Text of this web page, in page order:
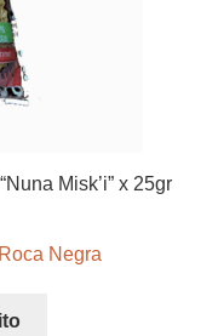
Misk’i” x 25gr
Negra